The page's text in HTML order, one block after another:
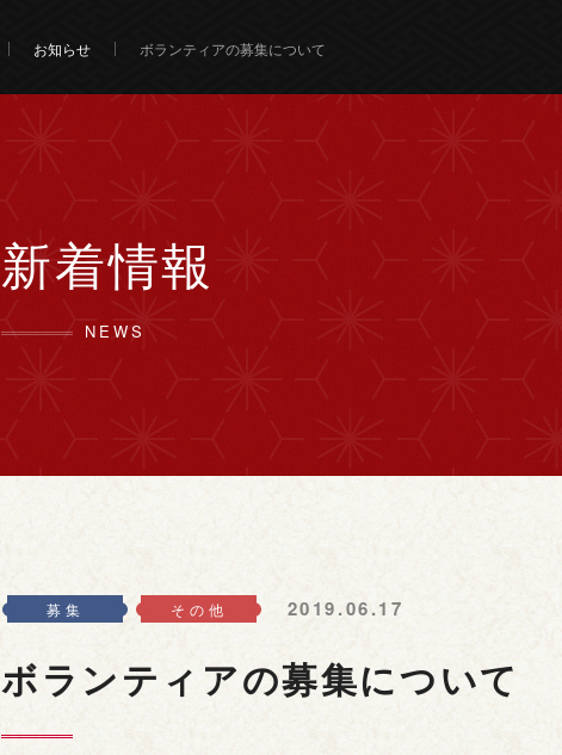
お知らせ ボランティアの募集について
新着情報
NEWS
募集 その他 2019.06.17
ボランティアの募集について